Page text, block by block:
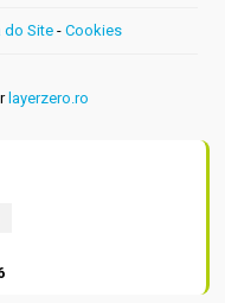
do Site- Cookies
layerzero.ro